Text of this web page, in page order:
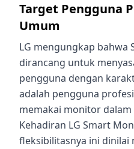
Target Pengguna
Umum
LG mengungkap bahwa
dirancang untuk
pengguna dengan
adalah pengguna
memakai monitor
Kehadiran LG Smart
fleksibilitasnya ini dinilai